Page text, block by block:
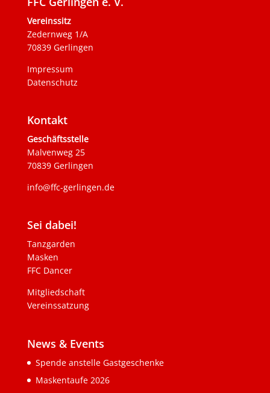
Vereinssitz
Zedernweg 1/A
70839 Gerlingen
Impressum
Datenschutz
Kontakt
Geschäftsstelle
Malvenweg 25
70839 Gerlingen
info@ffc-gerlingen.de
Sei dabei!
Tanzgarden
Masken
FFC Dancer
Mitgliedschaft
Vereinssatzung
News & Events
Spende anstelle Gastgeschenke
Maskentaufe 2026